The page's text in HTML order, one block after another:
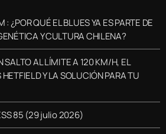
: ¿POR QUÉ EL BLUES YA ES PARTE DE
Y CULTURA CHILENA?
SALTO AL LÍMITE A 120 KM/H, EL
Y LA SOLUCIÓN PARA TU
85 (29 julio 2026)